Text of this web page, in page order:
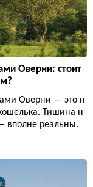
Оверни: стоит
Оверни — это н
Тишина н
вполне реальны.